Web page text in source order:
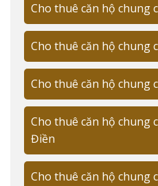
Cho thuê căn hộ chung
Cho thuê căn hộ chung
Cho thuê căn hộ chung
Cho thuê căn hộ chung
Điền
Cho thuê căn hộ chung